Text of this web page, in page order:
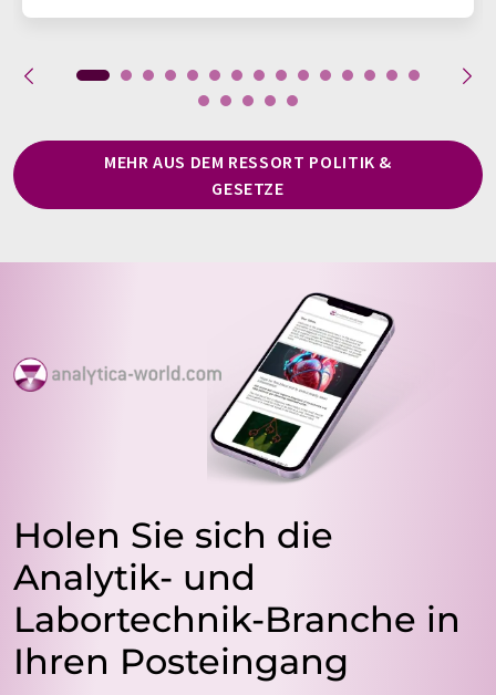
MEHR AUS DEM RESSORT POLITIK &
GESETZE
Holen Sie sich die
Analytik- und
Labortechnik-Branche in
Ihren Posteingang